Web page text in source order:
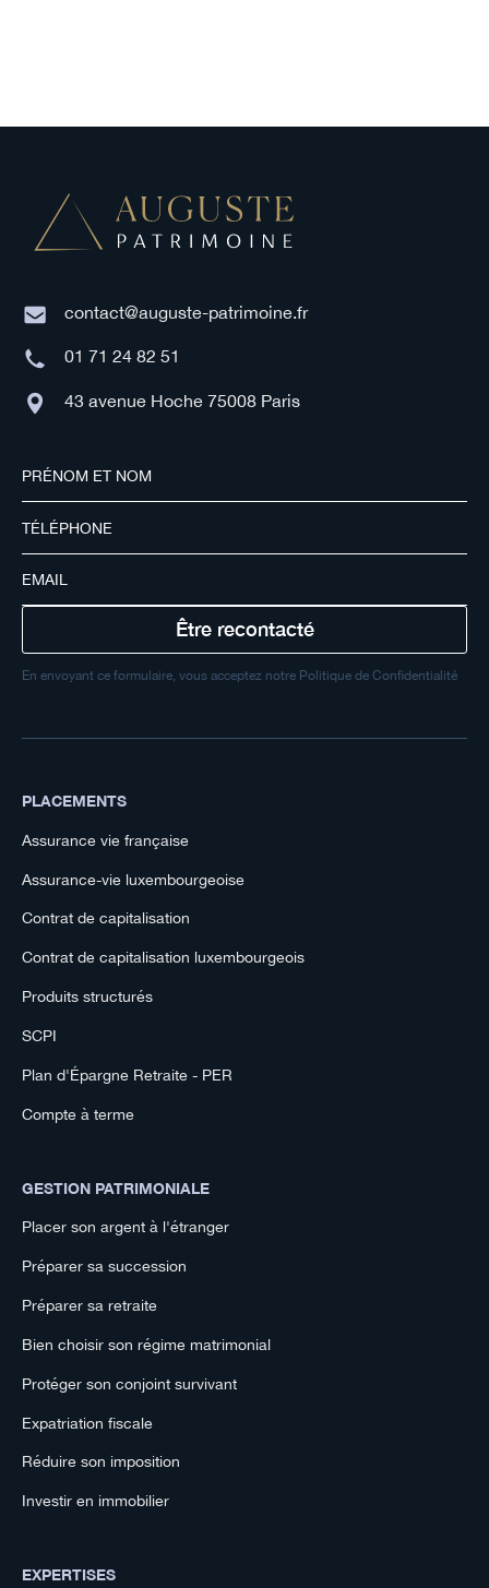
contact@auguste-patrimoine.fr
01 71 24 82 51
43 avenue Hoche 75008 Paris
En envoyant ce formulaire, vous acceptez notre Politique de Confidentialité
PLACEMENTS
Assurance vie française
Assurance-vie luxembourgeoise
Contrat de capitalisation
Contrat de capitalisation luxembourgeois
Produits structurés
SCPI
Plan d'Épargne Retraite - PER
Compte à terme
GESTION PATRIMONIALE
Placer son argent à l'étranger
Préparer sa succession
Préparer sa retraite
Bien choisir son régime matrimonial
Protéger son conjoint survivant
Expatriation fiscale
Réduire son imposition
Investir en immobilier
EXPERTISES